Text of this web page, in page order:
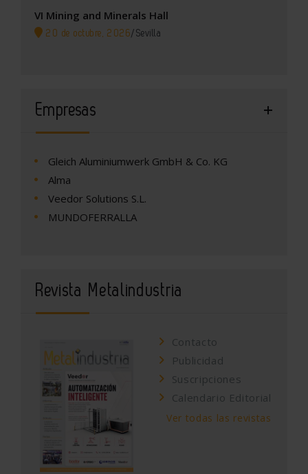
VI Mining and Minerals Hall
20 de octubre, 2026/ Sevilla
Empresas
Gleich Aluminiumwerk GmbH & Co. KG
Alma
Veedor Solutions S.L.
MUNDOFERRALLA
Revista Metalindustria
Contacto
Publicidad
Suscripciones
Calendario Editorial
Ver todas las revistas